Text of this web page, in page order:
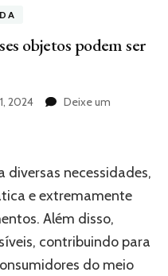
objetos podem ser
2024
Deixe um
diversas necessidades,
e extremamente
Além disso,
contribuindo para
do meio